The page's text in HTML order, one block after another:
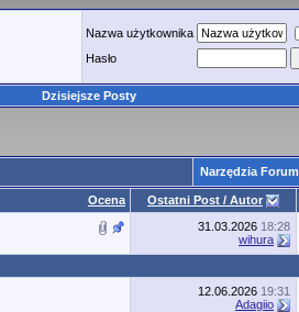
Nazwa użytkownika
Hasło
Dzisiejsze Posty
Narzędzia Forum
Ocena Ostatni Post / Autor
31.03.2026 18:28
wihura
12.06.2026 19:31
Adagiio